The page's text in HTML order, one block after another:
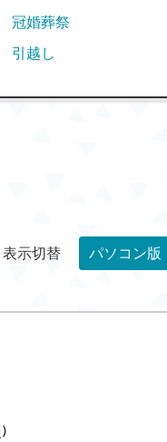
冠婚葬祭
引越し
表示切替 パソコン版
）